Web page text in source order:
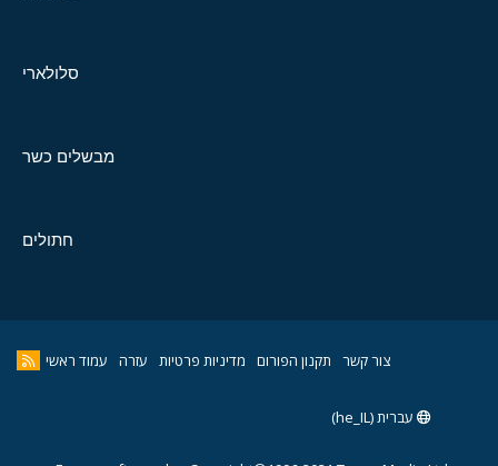
סלולארי
מבשלים כשר
חתולים
צור קשר תקנון הפורום מדיניות פרטיות עזרה עמוד ראשי
עברית (he_IL)